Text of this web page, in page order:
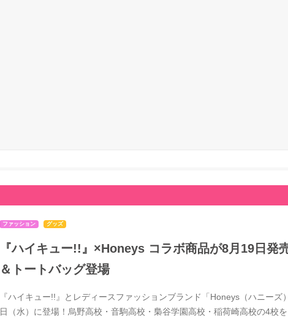
ファッション グッズ
『ハイキュー!!』×Honeys コラボ商品が8月19日
＆トートバッグ登場
『ハイキュー!!』とレディースファッションブランド「Honeys（ハニー
日（水）に登場！烏野高校・音駒高校・梟谷学園高校・稲荷崎高校の4校